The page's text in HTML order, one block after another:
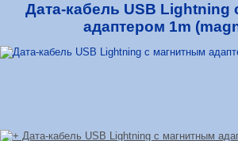
Дата-кабель USB Lightning
адаптером 1m